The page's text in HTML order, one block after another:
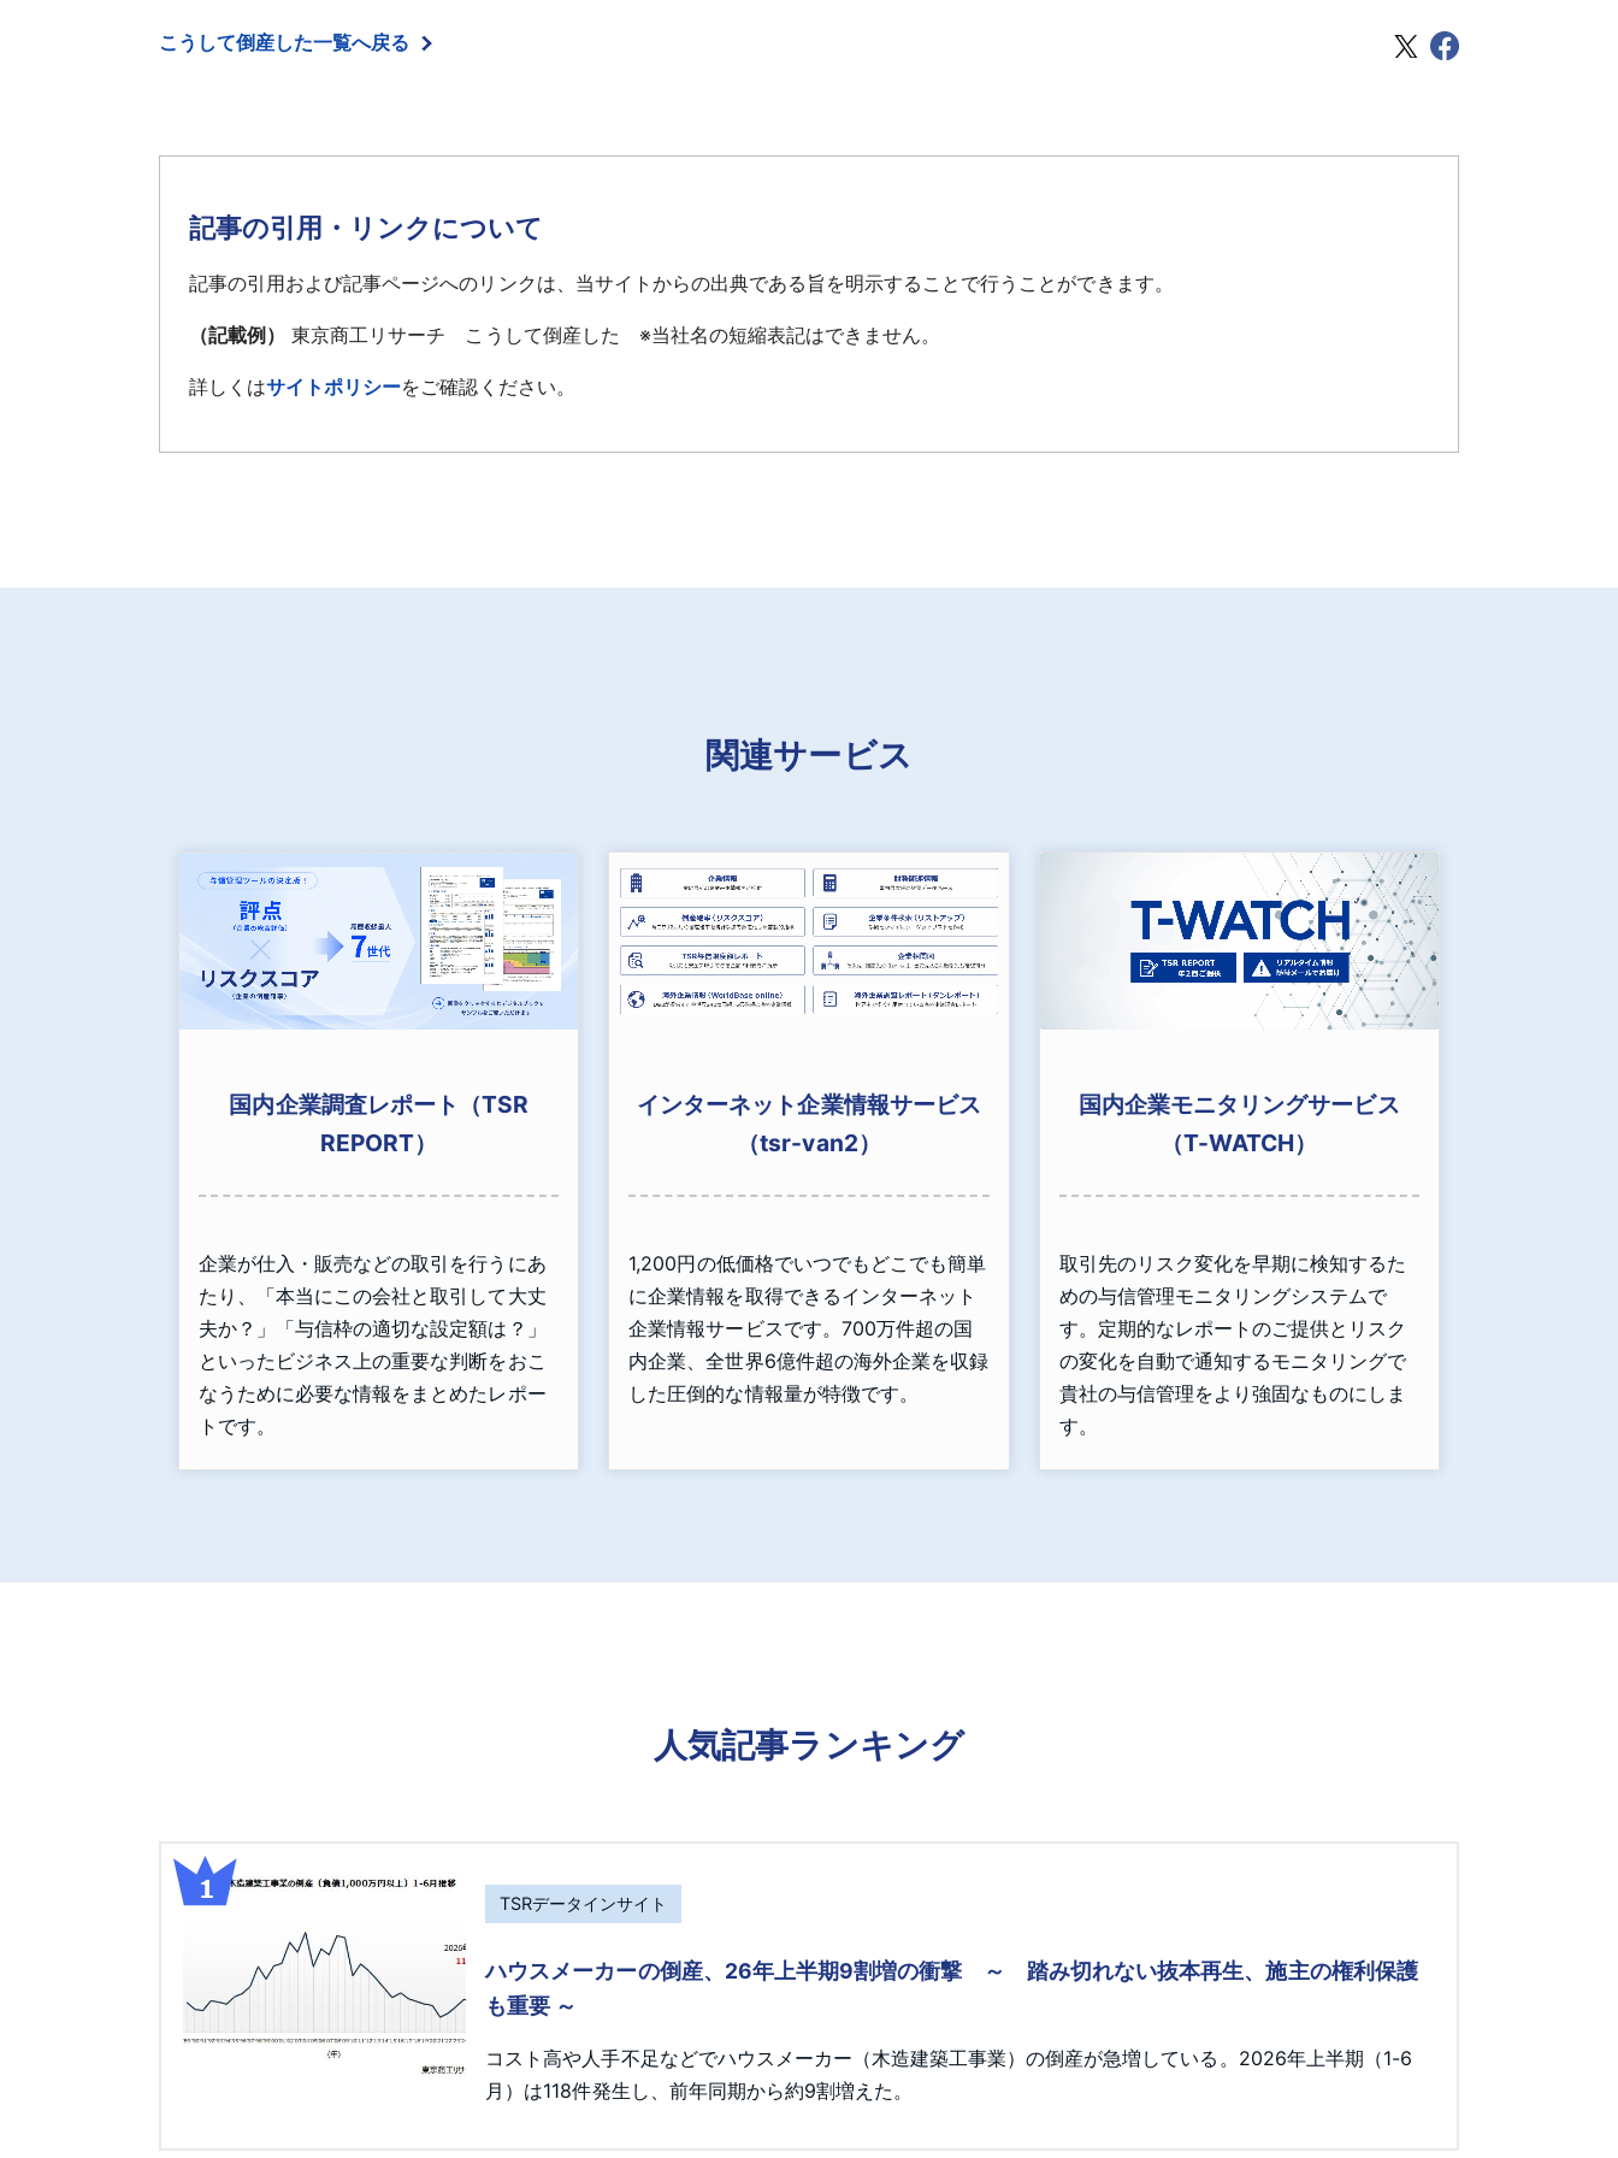
こうして倒産した一覧へ戻る
記事の引用・リンクについて
記事の引用および記事ページへのリンクは、当サイトからの出典である旨を明示することで行うことができます。
（記載例） 東京商工リサーチ こうして倒産した ※当社名の短縮表記はできません。
詳しくはサイトポリシーをご確認ください。
関連サービス
国内企業調査レポート（TSR
REPORT）
企業が仕入・販売などの取引を行うにあ
たり、「本当にこの会社と取引して大丈
夫か？」「与信枠の適切な設定額は？」
といったビジネス上の重要な判断をおこ
なうために必要な情報をまとめたレポー
トです。
インターネット企業情報サービス
（tsr-van2）
1,200円の低価格でいつでもどこでも簡単
に企業情報を取得できるインターネット
企業情報サービスです。700万件超の国
内企業、全世界6億件超の海外企業を収録
した圧倒的な情報量が特徴です。
国内企業モニタリングサービス
（T-WATCH）
取引先のリスク変化を早期に検知するた
めの与信管理モニタリングシステムで
す。定期的なレポートのご提供とリスク
の変化を自動で通知するモニタリングで
貴社の与信管理をより強固なものにしま
す。
人気記事ランキング
TSRデータインサイト
ハウスメーカーの倒産、26年上半期9割増の衝撃 ～ 踏み切れない抜本再生、施主の権利保護
も重要 ～
コスト高や人手不足などでハウスメーカー（木造建築工事業）の倒産が急増している。2026年上半期（1-6
月）は118件発生し、前年同期から約9割増えた。